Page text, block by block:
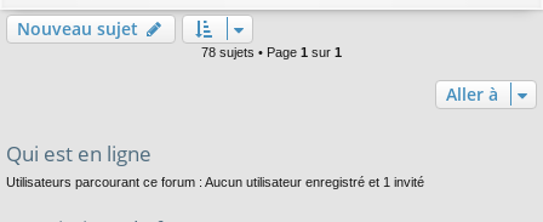
Nouveau sujet
78 sujets • Page 1 sur 1
Aller à
Qui est en ligne
Utilisateurs parcourant ce forum : Aucun utilisateur enregistré et 1 invité